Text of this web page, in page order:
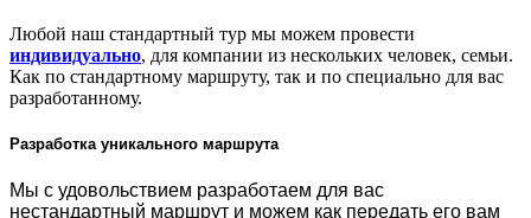
Любой наш стандартный тур мы можем провести
индивидуально, для компании из нескольких человек, семьи.
Как по стандартному маршруту, так и по специально для вас
разработанному.
Разработка уникального маршрута
Мы с удовольствием разработаем для вас
нестандартный маршрут и можем как передать его вам